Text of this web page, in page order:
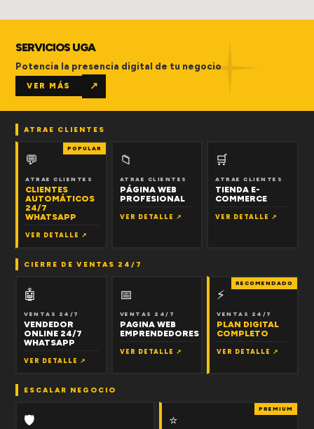
SERVICIOS UGA
Potencia la presencia digital de tu negocio
VER MÁS ↗
ATRAE CLIENTES
POPULAR
💬
ATRAE CLIENTES
CLIENTES
AUTOMÁTICOS
24/7
WHATSAPP
VER DETALLE ↗
📁
ATRAE CLIENTES
PÁGINA WEB
PROFESIONAL
VER DETALLE ↗
🛒
ATRAE CLIENTES
TIENDA E-
COMMERCE
VER DETALLE ↗
CIERRE DE VENTAS 24/7
🤖
VENTAS 24/7
VENDEDOR
ONLINE 24/7
WHATSAPP
VER DETALLE ↗
📅
VENTAS 24/7
PAGINA WEB
EMPRENDEDORES
VER DETALLE ↗
RECOMENDADO
⚡
VENTAS 24/7
PLAN DIGITAL
COMPLETO
VER DETALLE ↗
ESCALAR NEGOCIO
🛡
PREMIUM
⭐